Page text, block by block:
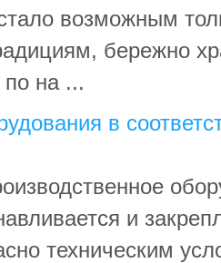
возможным
бережно
на ...
в
и
техническим